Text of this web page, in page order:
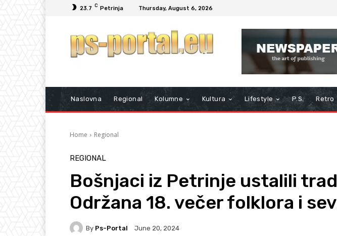
23.7 C Petrinja Thursday, August 6, 2026
Naslovna Regional Kolumne Kultura Lifestyle P.S. Retro
Home Regional
REGIONAL
Bošnjaci iz Petrinje ustalili
Održana 18. večer folklora i
By Ps-Portal June 20, 2024